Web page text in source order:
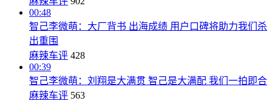
00:48
智己李微萌：大厂背书 出海成绩 用户口碑将助力我们杀
出重围
麻辣车评 428
00:39
智己李微萌：刘翔是大满贯 智己是大满配 我们一拍即合
麻辣车评 563